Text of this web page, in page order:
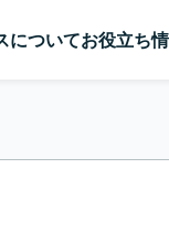
についてお役立ち